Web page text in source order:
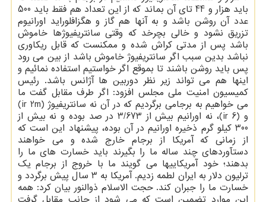
باید هزار و 44 تای آن بماند که از این تعداد هم فقط باید 500
عدد آن روشن باشد و به آنها هم گاز و هگزافلوراید اورانیوم
تزریق نشود و خالی بچرخد که وقتی سانتریفیوژها خاموش
باشد پس از مدتی کراش شده و ممکنست که قابل ریکاوری
نباشد بدین سبب اگر سانتریفیوژ خاموش باشد از بین می رود
پس باید روشن باشند تا بموقع اگر خواستیم استفاده نمائیم و
اینها هم می تواند زیر نظر دوربین ها آژانس باشد. رئیس
کمیسیون امنیت ملی مجلس افزود: اگر طرف مقابل گفت ما
می خواهیم به برجامی برگردیم که در آن نه سانتریفیوژ (ir 2m)
و (ir 6)، نه اورانیم بیش از 3/673 در صد بوده و نه بیش از
300 کیلو گرم ذخیره اورانیم در آن بوده، پیشنهاد این است که
از زمانی که آمریکا از برجام خارج شده و می خواهند
دستآوردهای چند ساله ما را بگیرند باید خسارت های ما را
بدهند؛ خود آمریکاییها می گویند ما با خروج از برجام یک
ترلیون دلار به ایران لطمه زدیم. آمریکا به 3 سال پیش برگردد و
خسارت ما را جبران کند. حجت الاسلام ذوالنور بیان کرد: همه